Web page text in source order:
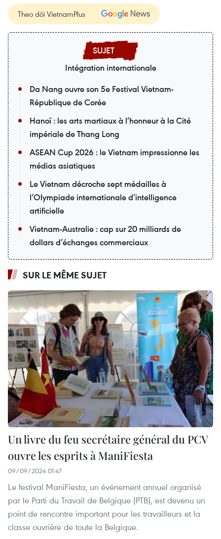
Theo dõi VietnamPlus
Intégration internationale
Da Nang ouvre son 5e Festival Vietnam-
République de Corée
Hanoï : les arts martiaux à l’honneur à la Cité
impériale de Thang Long
ASEAN Cup 2026 : le Vietnam impressionne les
médias asiatiques
Le Vietnam décroche sept médailles à
l’Olympiade internationale d’intelligence
artificielle
Vietnam-Australie : cap sur 20 milliards de
dollars d’échanges commerciaux
SUR LE MÊME SUJET
Un livre du feu secrétaire général du PCV
ouvre les esprits à ManiFiesta
09/09/2024 01:47
Le festival ManiFiesta, un événement annuel organisé
par le Parti du Travail de Belgique (PTB), est devenu un
point de rencontre important pour les travailleurs et la
classe ouvrière de toute la Belgique.